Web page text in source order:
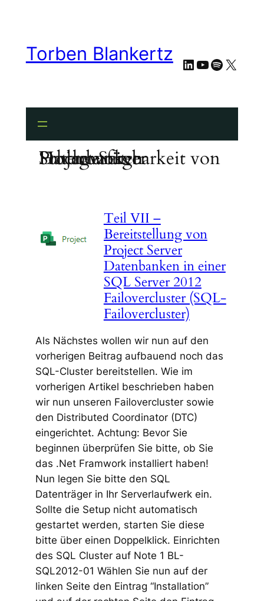
springenTorben Blankertz LinkedIn
YouTube
Spotify
X
Schlagwort:
Hochverfügbarkeit von Project Server Datenbanken
Teil VII –
Bereitstellung von
Project Server
Datenbanken in einer
SQL Server 2012
Failovercluster (SQL-
Failovercluster)
Als Nächstes wollen wir nun auf den
vorherigen Beitrag aufbauend noch das
SQL-Cluster bereitstellen. Wie im
vorherigen Artikel beschrieben haben
wir nun unseren Failovercluster sowie
den Distributed Coordinator (DTC)
eingerichtet. Achtung: Bevor Sie
beginnen überprüfen Sie bitte, ob Sie
das .Net Framwork installiert haben!
Nun legen Sie bitte den SQL
Datenträger in Ihr Serverlaufwerk ein.
Sollte die Setup nicht automatisch
gestartet werden, starten Sie diese
bitte über einen Doppelklick. Einrichten
des SQL Cluster auf Note 1 BL-
SQL2012-01 Wählen Sie nun auf der
linken Seite den Eintrag “Installation”